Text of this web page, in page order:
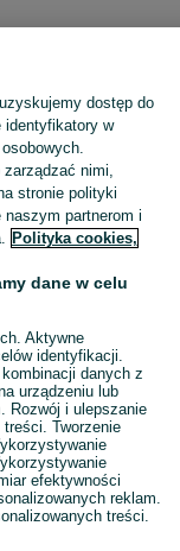
Skorzystaj z największego serwisu ogłoszeniowego - Nędzerzew i okolice! Kupuj to, czego pragniesz i sprzedawaj to, czego już nie potrzebujesz! Zobacz
dostęp do
identyfikatory w
nimi,
stronie polityki
partnerom i
Polityka cookies,
dane w celu
Aktywne
identyfikacji.
danych z
urządzeniu lub
Rozwój i ulepszanie
treści. Tworzenie
efektywności
reklam.
treści.